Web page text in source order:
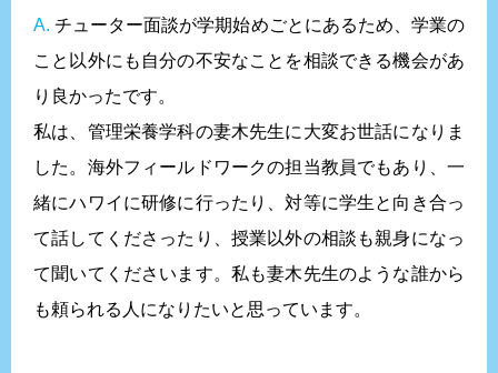
A.
こと以外にも自分の不安なことを相談できる機会があ
り良かったです。
私は、管理栄養学科の妻木先生に大変お世話になりま
した。海外フィールドワークの担当教員でもあり、一
緒にハワイに研修に行ったり、対等に学生と向き合っ
て話してくださったり、授業以外の相談も親身になっ
て聞いてくださいます。私も妻木先生のような誰から
も頼られる人になりたいと思っています。